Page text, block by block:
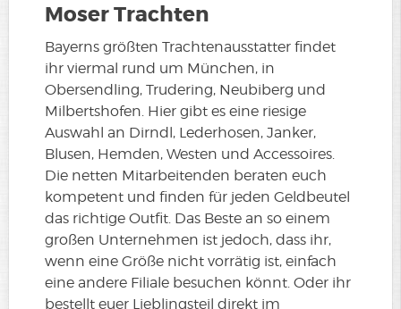
Moser Trachten
Bayerns größten Trachtenausstatter findet
ihr viermal rund um München, in
Obersendling, Trudering, Neubiberg und
Milbertshofen. Hier gibt es eine riesige
Auswahl an Dirndl, Lederhosen, Janker,
Blusen, Hemden, Westen und Accessoires.
Die netten Mitarbeitenden beraten euch
kompetent und finden für jeden Geldbeutel
das richtige Outfit. Das Beste an so einem
großen Unternehmen ist jedoch, dass ihr,
wenn eine Größe nicht vorrätig ist, einfach
eine andere Filiale besuchen könnt. Oder ihr
bestellt euer Lieblingsteil direkt im